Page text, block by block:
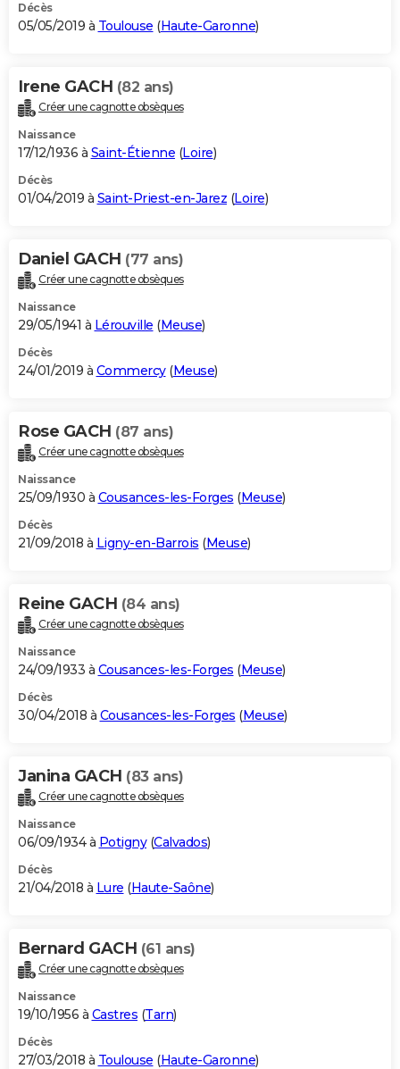
Décès
05/05/2019 à Toulouse (Haute-Garonne)
Irene GACH (82 ans)
Créer une cagnotte obsèques
Naissance
17/12/1936 à Saint-Étienne (Loire)
Décès
01/04/2019 à Saint-Priest-en-Jarez (Loire)
Daniel GACH (77 ans)
Créer une cagnotte obsèques
Naissance
29/05/1941 à Lérouville (Meuse)
Décès
24/01/2019 à Commercy(Meuse)
Rose GACH (87 ans)
Créer une cagnotte obsèques
Naissance
25/09/1930 à Cousances-les-Forges (Meuse)
Décès
21/09/2018 à Ligny-en-Barrois (Meuse)
Reine GACH (84 ans)
Créer une cagnotte obsèques
Naissance
24/09/1933 à Cousances-les-Forges (Meuse)
Décès
30/04/2018 à Cousances-les-Forges (Meuse)
Janina GACH (83 ans)
Créer une cagnotte obsèques
Naissance
06/09/1934 à Potigny(Calvados)
Décès
21/04/2018 à Lure (Haute-Saône)
Bernard GACH (61 ans)
Créer une cagnotte obsèques
Naissance
19/10/1956 à Castres (Tarn)
Décès
27/03/2018 à Toulouse (Haute-Garonne)